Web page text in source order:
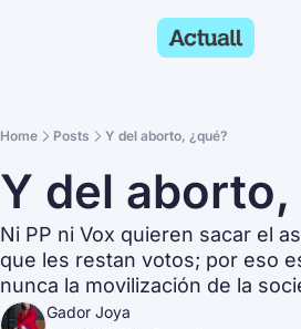
Home Posts Y del aborto, ¿qué?
Y del aborto,
Ni PP ni Vox quieren sacar el
que les restan votos; por eso
nunca la movilización de la
Gador Joya